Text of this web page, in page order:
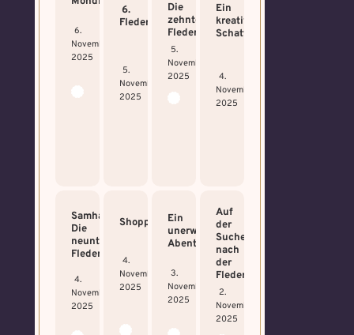
6.
November
2025
6.
Fledermaus
5.
November
2025
Die
zehnte
Fledermaus!
5.
November
2025
Ein
kreativer
Schatten
4.
November
2025
Samhain:
Die
neunte
Fledermaus!
4.
November
2025
Shopping
4.
November
2025
Ein
unerwartetes
Abenteuer
3.
November
2025
Auf
der
Suche
nach
der
Fledermaus
2.
November
2025